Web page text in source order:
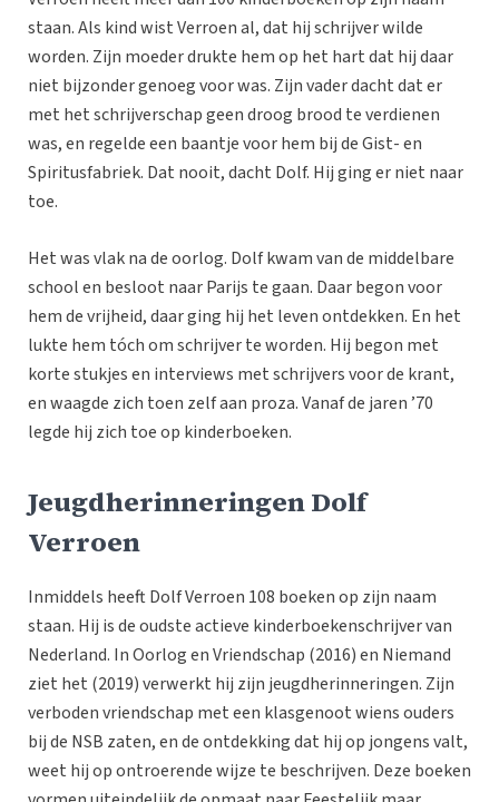
staan. Als kind wist Verroen al, dat hij schrijver wilde
worden. Zijn moeder drukte hem op het hart dat hij daar
niet bijzonder genoeg voor was. Zijn vader dacht dat er
met het schrijverschap geen droog brood te verdienen
was, en regelde een baantje voor hem bij de Gist- en
Spiritusfabriek. Dat nooit, dacht Dolf. Hij ging er niet naar
toe.
Het was vlak na de oorlog. Dolf kwam van de middelbare
school en besloot naar Parijs te gaan. Daar begon voor
hem de vrijheid, daar ging hij het leven ontdekken. En het
lukte hem tóch om schrijver te worden. Hij begon met
korte stukjes en interviews met schrijvers voor de krant,
en waagde zich toen zelf aan proza. Vanaf de jaren ’70
legde hij zich toe op kinderboeken.
Jeugdherinneringen Dolf
Verroen
Inmiddels heeft Dolf Verroen 108 boeken op zijn naam
staan. Hij is de oudste actieve kinderboekenschrijver van
Nederland. In Oorlog en Vriendschap (2016) en Niemand
ziet het (2019) verwerkt hij zijn jeugdherinneringen. Zijn
verboden vriendschap met een klasgenoot wiens ouders
bij de NSB zaten, en de ontdekking dat hij op jongens valt,
weet hij op ontroerende wijze te beschrijven. Deze boeken